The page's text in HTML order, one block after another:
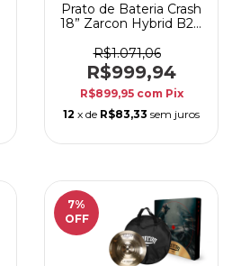
Prato de Bateria Crash
18” Zarcon Hybrid B20
Timbre Potente
R$1.071,06
R$999,94
R$899,95 com Pix
12 x de R$83,33 sem juros
7%
OFF